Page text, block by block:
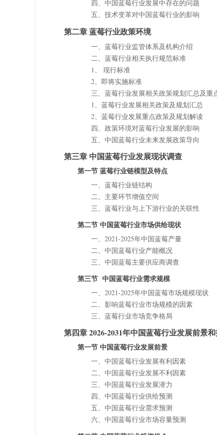
四、中国蓝莓行业发展中存在的问题
五、技术变革对中国蓝莓行业的影响
第二章 蓝莓行业政策环境
一、蓝莓行业监管体系及机构介绍
二、蓝莓行业相关执行规范标准
1、 现行标准
2、即将实施标准
三、蓝莓行业发展相关政策规划汇总及重
1、蓝莓行业发展相关政策及规划汇总
2、蓝莓行业发展重点政策及规划解读
四、政策环境对蓝莓行业发展的影响
五、中国蓝莓行业未来发展政策导向
第三章 中国蓝莓行业发展现状调查
第一节 蓝莓行业链模型及特点
一、蓝莓行业链结构
二、主要环节增值空间
三、蓝莓行业与上下游行业的关联性
第二节 中国蓝莓行业市场供给现状
一、2021-2025年中国蓝莓产量
二、中国蓝莓行业产能概况
三、中国蓝莓主要供应商调查
第三节 中国蓝莓行业需求规模
一、2021-2025年中国蓝莓市场规模现状
二、影响蓝莓行业市场规模的因素
三、蓝莓行业市场竞争格局
第四章 2026-2031年中国蓝莓行业发展前景
第一节 中国蓝莓行业发展前景
一、中国蓝莓行业发展有利因素
二、中国蓝莓行业发展不利因素
三、中国蓝莓行业发展潜力
四、中国蓝莓行业供给预测
五、中国蓝莓行业需求预测
六、中国蓝莓行业市场容量预测